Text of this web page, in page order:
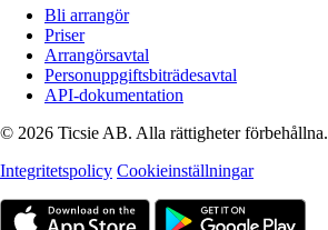
Bli arrangör
Priser
Arrangörsavtal
Personuppgiftsbiträdesavtal
API-dokumentation
© 2026 Ticsie AB. Alla rättigheter förbehållna.
Integritetspolicy Cookieinställningar